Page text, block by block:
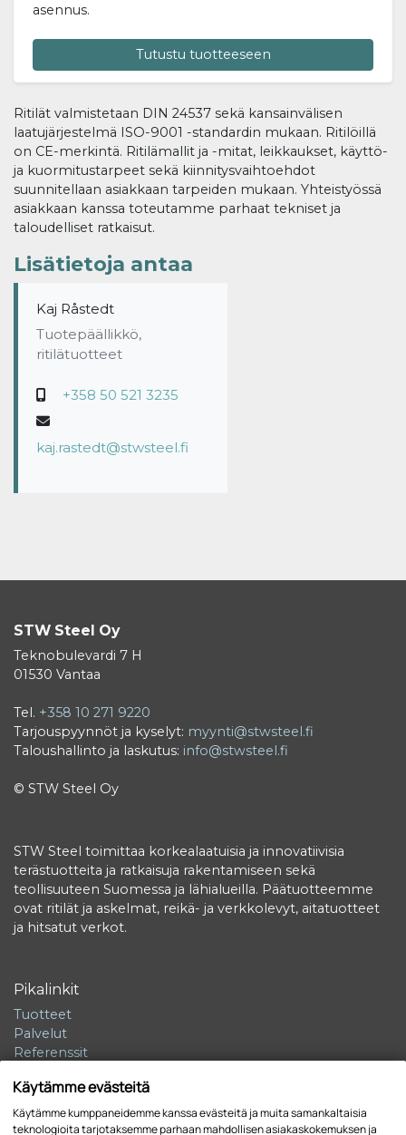
asennus.
Tutustu tuotteeseen
Ritilät valmistetaan DIN 24537 sekä kansainvälisen
laatujärjestelmä ISO-9001 -standardin mukaan. Ritilöillä
on CE-merkintä. Ritilämallit ja -mitat, leikkaukset, käyttö-
ja kuormitustarpeet sekä kiinnitysvaihtoehdot
suunnitellaan asiakkaan tarpeiden mukaan. Yhteistyössä
asiakkaan kanssa toteutamme parhaat tekniset ja
taloudelliset ratkaisut.
Lisätietoja antaa
Kaj Råstedt
Tuotepäällikkö,
ritilätuotteet
+358 50 521 3235
kaj.rastedt@stwsteel.fi
STW Steel Oy
Teknobulevardi 7 H
01530 Vantaa
Tel. +358 10 271 9220
Tarjouspyynnöt ja kyselyt: myynti@stwsteel.fi
Taloushallinto ja laskutus: info@stwsteel.fi
© STW Steel Oy
STW Steel toimittaa korkealaatuisia ja innovatiivisia
terästuotteita ja ratkaisuja rakentamiseen sekä
teollisuuteen Suomessa ja lähialueilla. Päätuotteemme
ovat ritilät ja askelmat, reikä- ja verkkolevyt, aitatuotteet
ja hitsatut verkot.
Pikalinkit
Tuotteet
Palvelut
Referenssit
Yritys
Yhteystiedot
Käytämme evästeitä
Käytämme kumppaneidemme kanssa evästeitä ja muita samankaltaisia
teknologioita tarjotaksemme parhaan mahdollisen asiakaskokemuksen ja